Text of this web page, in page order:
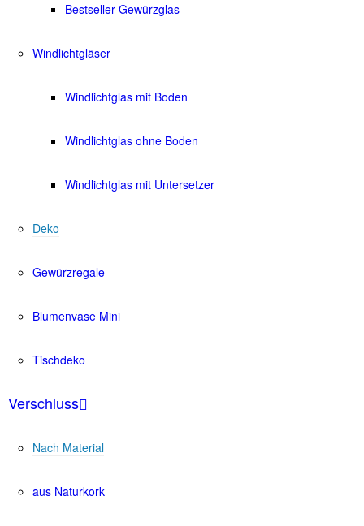
Bestseller Gewürzglas
Windlichtgläser
Windlichtglas mit Boden
Windlichtglas ohne Boden
Windlichtglas mit Untersetzer
Deko
Gewürzregale
Blumenvase Mini
Tischdeko
Verschluss
Nach Material
aus Naturkork